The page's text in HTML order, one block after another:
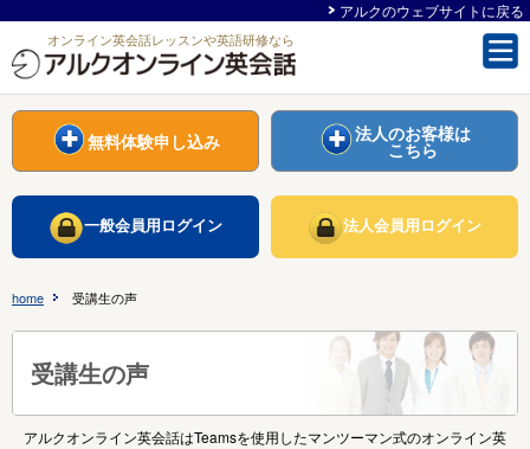
アルクのウェブサイトに戻る
オンライン英会話レッスンや英語研修なら
無料体験申し込み 法人のお客様は
こちら
一般会員用ログイン 法人会員用ログイン
home 受講生の声
受講生の声
アルクオンライン英会話はTeamsを使用したマンツーマン式のオンライン英